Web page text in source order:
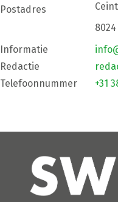
Postadres
8024
Informatie
Redactie
Telefoonnummer
+31